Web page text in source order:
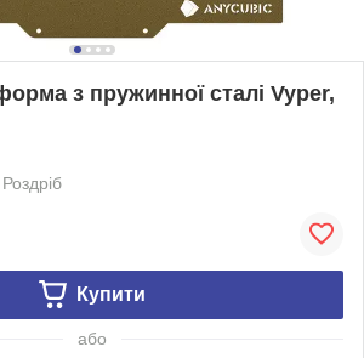
з пружинної сталі Vyper,
Роздріб
Купити
або